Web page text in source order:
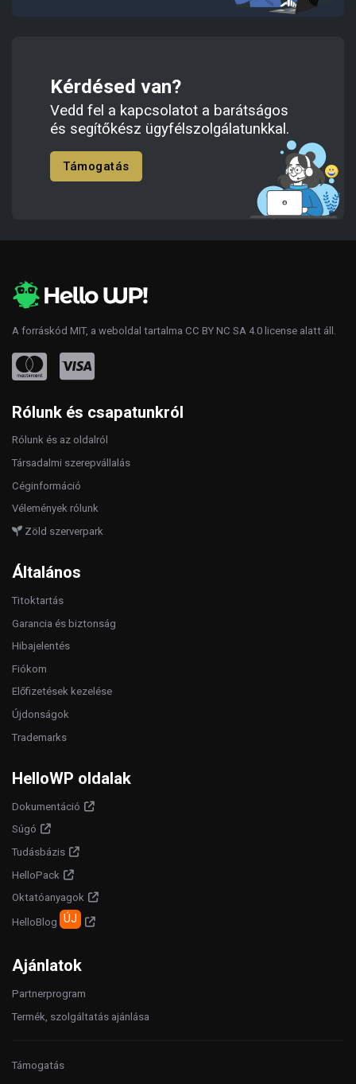
Kérdésed van?
Vedd fel a kapcsolatot a barátságos
és segítőkész ügyfélszolgálatunkkal.
Támogatás
A forráskód MIT, a weboldal tartalma CC BY NC SA 4.0 license alatt áll.
Rólunk és csapatunkról
Rólunk és az oldalról
Társadalmi szerepvállalás
Céginformáció
Vélemények rólunk
Zöld szerverpark
Általános
Titoktartás
Garancia és biztonság
Hibajelentés
Fiókom
Előfizetések kezelése
Újdonságok
Trademarks
HelloWP oldalak
Dokumentáció
Súgó
Tudásbázis
HelloPack
Oktatóanyagok
HelloBlog ÚJ
Ajánlatok
Partnerprogram
Termék, szolgáltatás ajánlása
Támogatás